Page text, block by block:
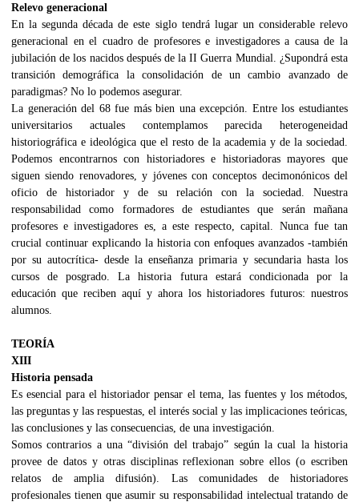
Relevo generacional
En la segunda década de este siglo tendrá lugar un considerable relevo
generacional en el cuadro de profesores e investigadores a causa de la
jubilación de los nacidos después de la II Guerra Mundial. ¿Supondrá esta
transición demográfica la consolidación de un cambio avanzado de
paradigmas? No lo podemos asegurar.
La generación del 68 fue más bien una excepción. Entre los estudiantes
universitarios actuales contemplamos parecida heterogeneidad
historiográfica e ideológica que el resto de la academia y de la sociedad.
Podemos encontrarnos con historiadores e historiadoras mayores que
siguen siendo renovadores, y jóvenes con conceptos decimonónicos del
oficio de historiador y de su relación con la sociedad. Nuestra
responsabilidad como formadores de estudiantes que serán mañana
profesores e investigadores es, a este respecto, capital. Nunca fue tan
crucial continuar explicando la historia con enfoques avanzados -también
por su autocrítica- desde la enseñanza primaria y secundaria hasta los
cursos de posgrado. La historia futura estará condicionada por la
educación que reciben aquí y ahora los historiadores futuros: nuestros
alumnos.
TEORÍA
XIII
Historia pensada
Es esencial para el historiador pensar el tema, las fuentes y los métodos,
las preguntas y las respuestas, el interés social y las implicaciones teóricas,
las conclusiones y las consecuencias, de una investigación.
Somos contrarios a una “división del trabajo” según la cual la historia
provee de datos y otras disciplinas reflexionan sobre ellos (o escriben
relatos de amplia difusión). Las comunidades de historiadores
profesionales tienen que asumir su responsabilidad intelectual tratando de